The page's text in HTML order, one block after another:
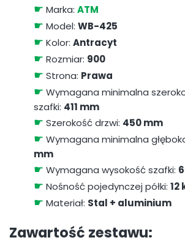
☛ Marka: ATM
☛ Model: WB-425
☛ Kolor: Antracyt
☛ Rozmiar: 900
☛ Strona: Prawa
☛ Wymagana minimalna
szafki: 411 mm
☛ Szerokość drzwi: 450 mm
☛ Wymagana minimalna
mm
☛ Wymagana wysokość szafki:
☛ Nośność pojedynczej półki: 12
☛ Materiał: Stal + aluminium
Zawartość zestawu: